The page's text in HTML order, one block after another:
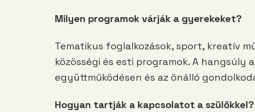
Milyen programok várják a gyerekeket?
Tematikus foglalkozások, sport, kreatív
közösségi és esti programok. A hangsúly
együttműködésen és az önálló
Hogyan tartják a kapcsolatot a szülőkkel?